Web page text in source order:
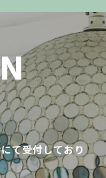
て受付しており